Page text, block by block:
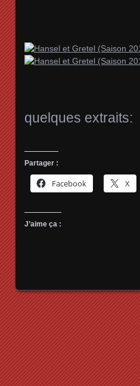
quelques extraits:
Partager :
Facebook X
J’aime ça :